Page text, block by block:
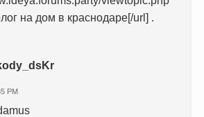
на дом в краснодаре[/url] .
PM